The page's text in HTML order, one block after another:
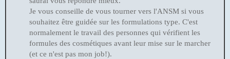
Je vous conseille de vous tourner vers l'ANSM si vous
souhaitez être guidée sur les formulations type. C'est
normalement le travail des personnes qui vérifient les
formules des cosmétiques avant leur mise sur le marcher
(et ce n'est pas mon job!).